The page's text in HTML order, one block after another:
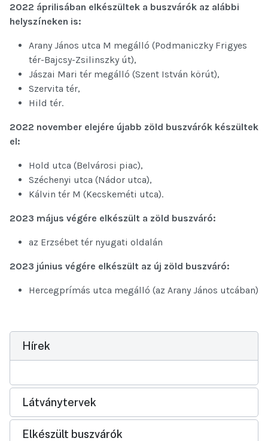
2022 áprilisában elkészültek a buszvárók az alábbi
helyszíneken is:
Arany János utca M megálló (Podmaniczky Frigyes
tér-Bajcsy-Zsilinszky út),
Jászai Mari tér megálló (Szent István körút),
Szervita tér,
Hild tér.
2022 november elejére újabb zöld buszvárók készültek
el:
Hold utca (Belvárosi piac),
Széchenyi utca (Nádor utca),
Kálvin tér M (Kecskeméti utca).
2023 május végére elkészült a zöld buszváró:
az Erzsébet tér nyugati oldalán
2023 június végére elkészült az új zöld buszváró:
Hercegprímás utca megálló (az Arany János utcában)
Hírek
Látványtervek
Elkészült buszvárók